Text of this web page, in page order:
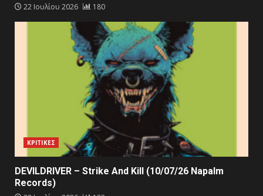
22 Ιουλίου 2026 180
ΚΡΙΤΙΚΕΣ
DEVILDRIVER – Strike And Kill (10/07/26 Napalm
Records)